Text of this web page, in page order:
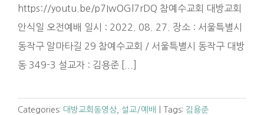
https://youtu.be/p7IwOGl7rDQ 참예수교회 대방교회
안식일 오전예배 일시 : 2022. 08. 27. 장소 : 서울특별시
동작구 알마타길 29 참예수교회 / 서울특별시 동작구 대방
동 349-3 설교자 : 김용준 [...]
Categories: 대방교회동영상 설교/예배 Tags: 김용준